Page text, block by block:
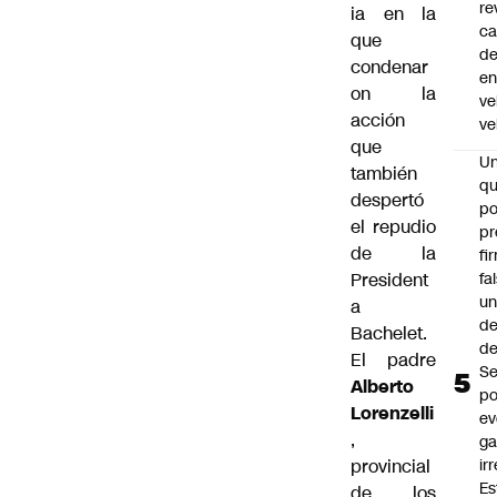
ia en la
que
condenar
on la
acción
que
también
despertó
el repudio
de la
President
a
Bachelet.
El padre
Alberto
Lorenzelli
,
provincial
en